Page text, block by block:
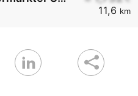
11,6 km